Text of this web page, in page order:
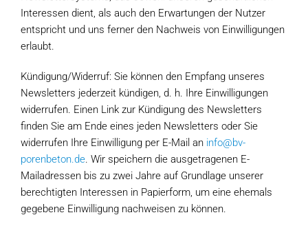
Interessen dient, als auch den Erwartungen der Nutzer
entspricht und uns ferner den Nachweis von Einwilligungen
erlaubt.
Kündigung/Widerruf: Sie können den Empfang unseres
Newsletters jederzeit kündigen, d. h. Ihre Einwilligungen
widerrufen. Einen Link zur Kündigung des Newsletters
finden Sie am Ende eines jeden Newsletters oder Sie
widerrufen Ihre Einwilligung per E-Mail an info@bv-
porenbeton.de. Wir speichern die ausgetragenen E-
Mailadressen bis zu zwei Jahre auf Grundlage unserer
berechtigten Interessen in Papierform, um eine ehemals
gegebene Einwilligung nachweisen zu können.